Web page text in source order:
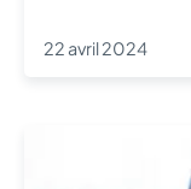
22 avril 2024